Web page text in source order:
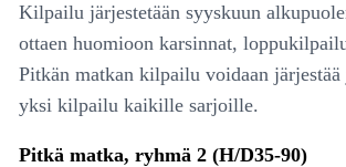
Kilpailu järjestetään syyskuun
ottaen huomioon karsinnat,
Pitkän matkan kilpailu voidaan
yksi kilpailu kaikille sarjoille.
Pitkä matka, ryhmä 2 (H/D35-90)